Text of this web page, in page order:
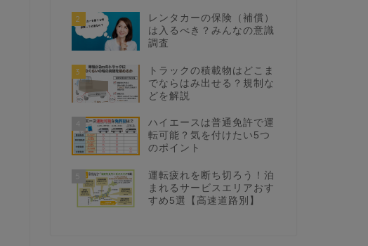
2
レンタカーの保険（補償）
は入るべき？みんなの意識
調査
3
トラックの積載物はどこま
でならはみ出せる？規制な
どを解説
4
ハイエースは普通免許で運
転可能？気を付けたい5つ
のポイント
運転疲れを断ち切ろう！泊
まれるサービスエリアおす
すめ5選【高速道路別】